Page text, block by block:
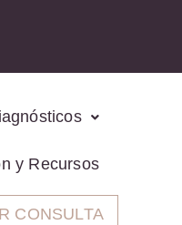
y Recursos
CONSULTA